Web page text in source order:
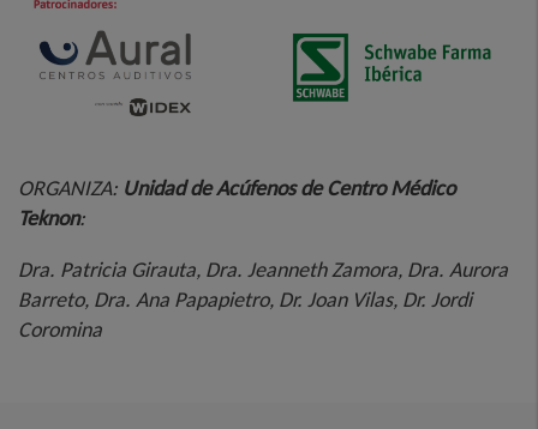
ORGANIZA: Unidad de Acúfenos de Centro Médico
Teknon:
Dra. Patricia Girauta, Dra. Jeanneth Zamora, Dra. Aurora
Barreto, Dra. Ana Papapietro, Dr. Joan Vilas, Dr. Jordi
Coromina